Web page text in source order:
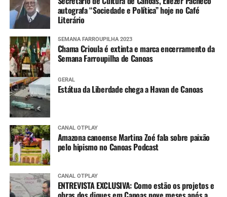
autografa “Sociedade e Política” hoje no Café
Literário
SEMANA FARROUPILHA 2023
Chama Crioula é extinta e marca encerramento da
Semana Farroupilha de Canoas
GERAL
Estátua da Liberdade chega a Havan de Canoas
CANAL OTPLAY
Amazona canoense Martina Zoé fala sobre paixão
pelo hipismo no Canoas Podcast
CANAL OTPLAY
ENTREVISTA EXCLUSIVA: Como estão os projetos e